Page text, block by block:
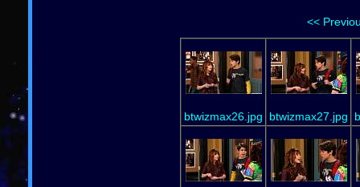
<<
btwizmax26.jpg btwizmax27.jpg